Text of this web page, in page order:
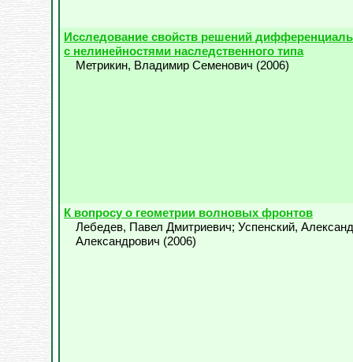
Исследование свойств решений
с нелинейностями наследственного типа
Метрикин, Владимир Семенович (2006)
К вопросу о геометрии волновых фронтов
Лебедев, Павел Дмитриевич; Успенский,
Александрович (2006)